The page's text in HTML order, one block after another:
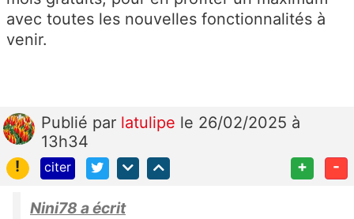
avec toutes les nouvelles fonctionnalités à
venir.
Publié par latulipe le 26/02/2025 à
13h34
!
citer + -
Nini78 a écrit